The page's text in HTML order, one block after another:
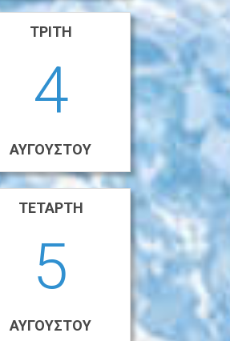
ΤΡΊΤΗ
4
ΑΥΓΟΎΣΤΟΥ
ΤΕΤΆΡΤΗ
5
ΑΥΓΟΎΣΤΟΥ